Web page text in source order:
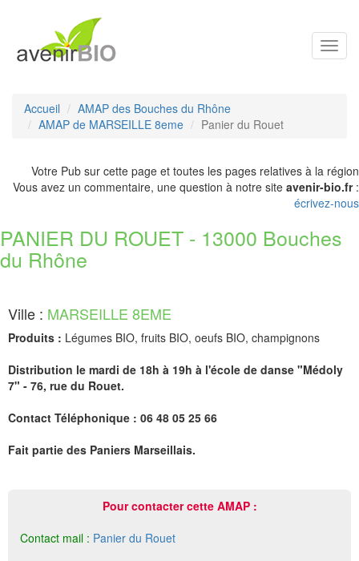
Accueil
AMAP des Bouches du Rhône
AMAP de MARSEILLE 8eme
Panier du Rouet
Votre Pub sur cette page et toutes les pages relatives à la région
Vous avez un commentaire, une question à notre site avenir-bio.fr:
écrivez-nous
PANIER DU ROUET - 13000 Bouches
du Rhône
Ville : MARSEILLE 8EME
Produits : Légumes BIO, fruits BIO, oeufs BIO, champignons
Distribution le mardi de 18h à 19h à l'école de danse "Médoly
7" - 76, rue du Rouet.
Contact Téléphonique : 06 48 05 25 66
Fait partie des Paniers Marseillais.
Pour contacter cette AMAP :
Contact mail : Panier du Rouet